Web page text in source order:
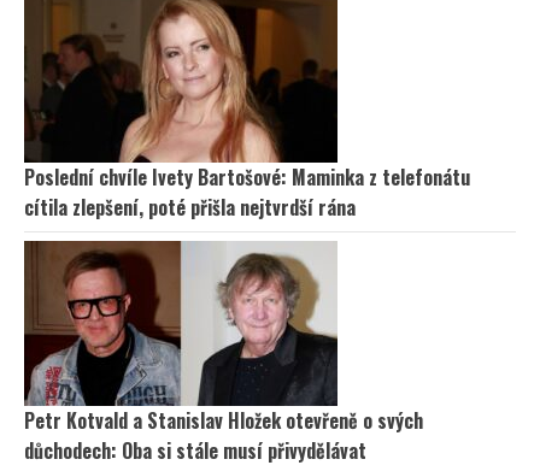
Poslední chvíle Ivety Bartošové: Maminka z telefonátu
cítila zlepšení, poté přišla nejtvrdší rána
Petr Kotvald a Stanislav Hložek otevřeně o svých
důchodech: Oba si stále musí přivydělávat